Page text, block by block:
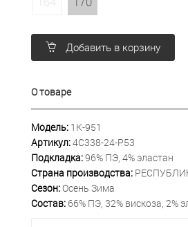
Добавить в корзину
О товаре
Модель: 1К-951
Артикул:4С338-24-Р53
Подкладка:96% ПЭ, 4% эластан
Страна производства:
Сезон:Осень Зима
Состав: 66% ПЭ, 32% вискоза, 2%